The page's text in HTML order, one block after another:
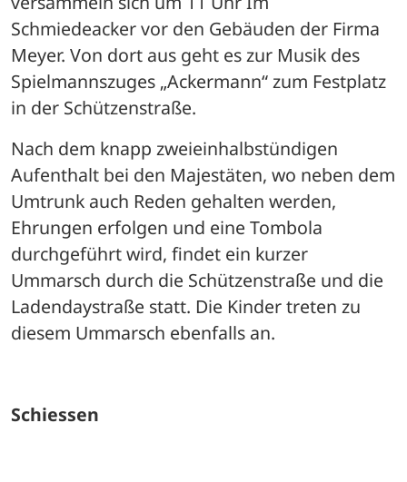
Schmiedeacker vor den Gebäuden der Firma
Meyer. Von dort aus geht es zur Musik des
Spielmannszuges „Ackermann“ zum Festplatz
in der Schützenstraße.
Nach dem knapp zweieinhalbstündigen
Aufenthalt bei den Majestäten, wo neben dem
Umtrunk auch Reden gehalten werden,
Ehrungen erfolgen und eine Tombola
durchgeführt wird, findet ein kurzer
Ummarsch durch die Schützenstraße und die
Ladendaystraße statt. Die Kinder treten zu
diesem Ummarsch ebenfalls an.
Schiessen